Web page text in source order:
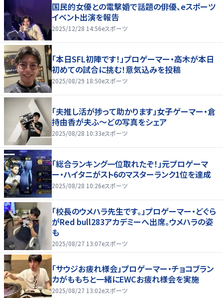
国民的女優との電撃婚で話題の俳優、eスポーツ
イベント出演を報告
2025/12/28 14:56eスポーツ
「本日SFL初陣です！」プロゲーマー・高木が本日
初めての試合に挑む！意気込みを投稿
2025/08/29 18:50eスポーツ
「夫推し活が捗って助かります」女子ゲーマー・倉
持由香が夫ふ～どの写真をシェア
2025/08/28 10:33eスポーツ
「総合ランキング一位取れたぞ！」元プロゲーマ
ー・ハイタニがスト6のマスターランク1位を達成
2025/08/28 10:26eスポーツ
「校長のウメハラ先生です。」プロゲーマー・どぐら
がRed bull283アカデミーへ出席。ウメハラの姿
も
2025/08/27 13:07eスポーツ
「サウジお疲れ様会」プロゲーマー・チョコブラン
カがももちと一緒にEWCお疲れ様会を実施
2025/08/27 13:02eスポーツ